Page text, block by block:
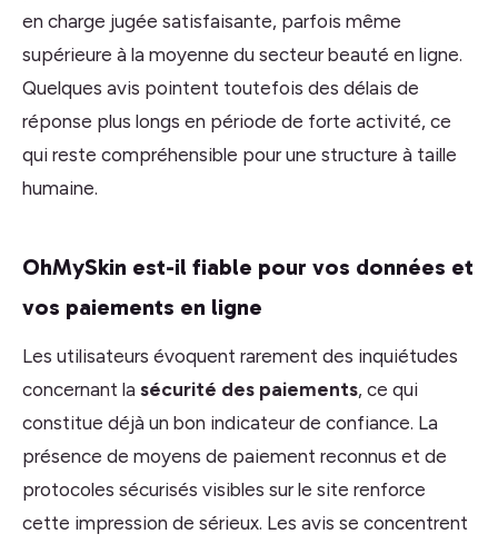
en charge jugée satisfaisante, parfois même
supérieure à la moyenne du secteur beauté en ligne.
Quelques avis pointent toutefois des délais de
réponse plus longs en période de forte activité, ce
qui reste compréhensible pour une structure à taille
humaine.
OhMySkin est-il fiable pour vos données et
vos paiements en ligne
Les utilisateurs évoquent rarement des inquiétudes
concernant la sécurité des paiements, ce qui
constitue déjà un bon indicateur de confiance. La
présence de moyens de paiement reconnus et de
protocoles sécurisés visibles sur le site renforce
cette impression de sérieux. Les avis se concentrent